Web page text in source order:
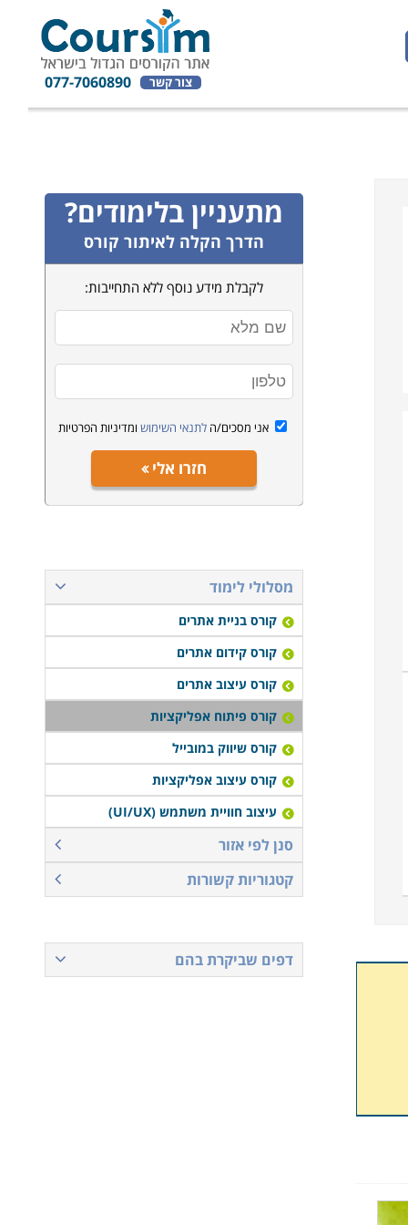
צור קשר 077-7060890
מתעניין בלימודים?
הדרך הקלה לאיתור קורס
לקבלת מידע נוסף ללא התחייבות:
אני מסכים/הלתנאי השימוש ומדיניות הפרטיות
חזרו אלי
מסלולי לימוד
קורס בניית אתרים
קורס קידום אתרים
קורס עיצוב אתרים
קורס פיתוח אפליקציות
קורס שיווק במובייל
קורס עיצוב אפליקציות
עיצוב חוויית משתמש (UI/UX)
סנן לפי אזור
קטגוריות קשורות
דפים שביקרת בהם